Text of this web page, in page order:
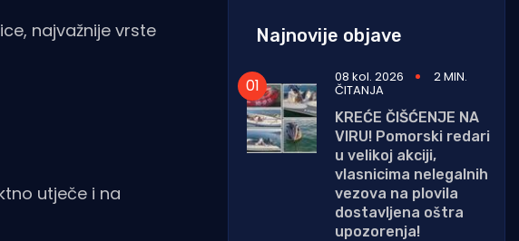
najvažnije vrste
utječe i na
Najnovije objave
08 kol. 2026 2 MIN.
ČITANJA
KREĆE ČIŠĆENJE NA
VIRU! Pomorski redari
u velikoj akciji,
vlasnicima nelegalnih
vezova na plovila
dostavljena oštra
upozorenja!